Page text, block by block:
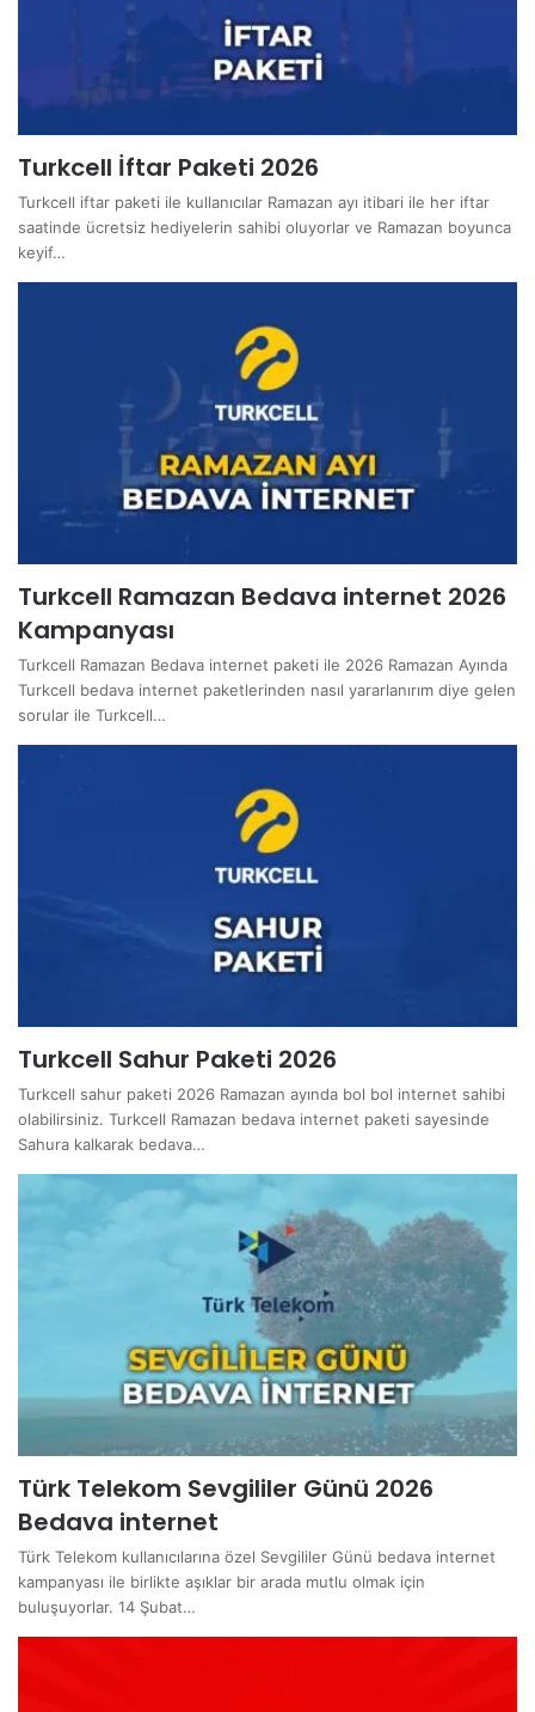
Turkcell İftar Paketi 2026
Turkcell iftar paketi ile kullanıcılar Ramazan ayı itibari ile her iftar
saatinde ücretsiz hediyelerin sahibi oluyorlar ve Ramazan boyunca
keyif…
Turkcell Ramazan Bedava internet 2026
Kampanyası
Turkcell Ramazan Bedava internet paketi ile 2026 Ramazan Ayında
Turkcell bedava internet paketlerinden nasıl yararlanırım diye gelen
sorular ile Turkcell…
Turkcell Sahur Paketi 2026
Turkcell sahur paketi 2026 Ramazan ayında bol bol internet sahibi
olabilirsiniz. Turkcell Ramazan bedava internet paketi sayesinde
Sahura kalkarak bedava…
Türk Telekom Sevgililer Günü 2026
Bedava internet
Türk Telekom kullanıcılarına özel Sevgililer Günü bedava internet
kampanyası ile birlikte aşıklar bir arada mutlu olmak için
buluşuyorlar. 14 Şubat…